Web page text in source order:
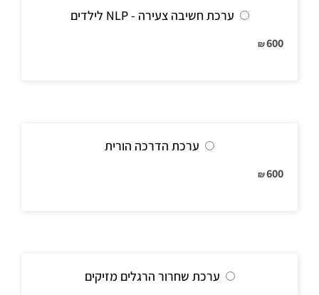
ערכת חשיבה צעירה - NLP לילדים
600
₪
ערכת הדרכה הורית
600
₪
ערכת שחרור הרגלים מזיקים